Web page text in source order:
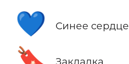
💙 Синее сердце
Закладка